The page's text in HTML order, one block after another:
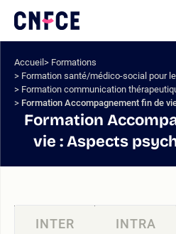
contenu
menu
Aller
recherche
Logo
site
Accueil
Formations
Formation santé/médico-social pour
Formation communication
Formation Accompagnement fin de
Formation
vie : Aspects
INTER INTRA